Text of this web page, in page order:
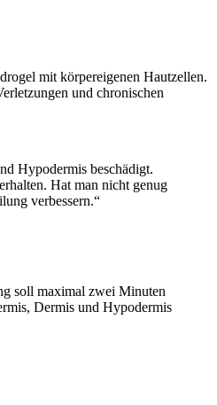
mit körpereigenen Hautzellen.
und chronischen
Hypodermis beschädigt.
Hat man nicht genug
verbessern.“
soll maximal zwei Minuten
Dermis und Hypodermis